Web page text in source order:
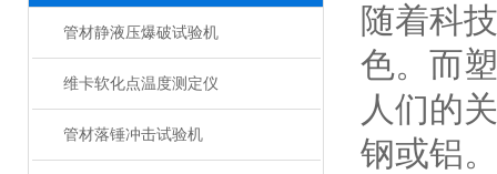
管材静液压爆破试验机
维卡软化点温度测定仪
管材落锤冲击试验机
随着科
色。而
人们的
钢或铝